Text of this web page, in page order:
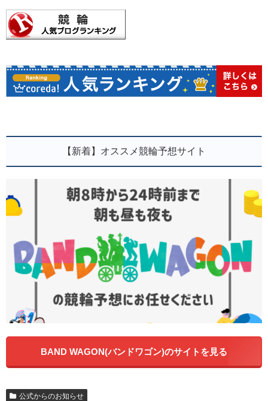
【新着】オススメ競輪予想サイト
BAND WAGON(バンドワゴン)のサイトを見る
公式からのお知らせ